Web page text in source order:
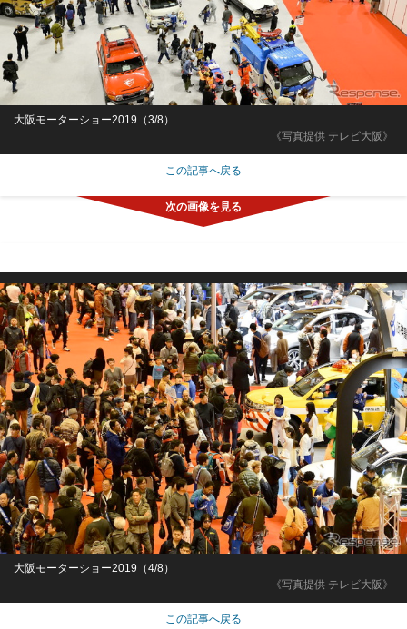
《写真提供 テレビ大阪》
大阪モーターショー2019（3/8）
この記事へ戻る
《写真提供 テレビ大阪》
大阪モーターショー2019（4/8）
この記事へ戻る